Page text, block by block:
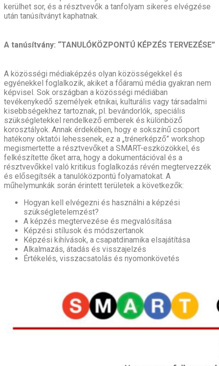
kerülhet sor, és a résztvevők a tanfolyam sikeres elvégzése
után tanúsítványt kaphatnak.
A tanúsítvány: “TANULÓKÖZPONTÚ KÉPZÉS TERVEZÉSE”
A közösségi médiaképzés olyan közösségekkel és
egyénekkel foglalkozik, akiket a főáramú média gyakran nem
képvisel. Sok országban a közösségi médiában
tevékenykedő személyek etnikai, kulturális vagy társadalmi
kisebbségekhez tartoznak, pl. bevándorlók, speciális
szükségletekkel rendelkező emberek és különböző
korosztályok. Annak érdekében, hogy e sokszínű csoport
hatékony oktatói lehessenek, ez a „trénerképző” workshop
megismertette a résztvevőket a SMART-eszközökkel, és
felkészítette őket arra, hogy a dokumentációval és a
résztvevőkkel való kritikus foglalkozás révén megtervezzék
és elősegítsék a tanulóközpontú folyamatokat. A
műhelymunkák során érintett területek a következők:
Hogyan kell elvégezni és használni a képzési
szükségletelemzést?
A képzés megtervezése és megvalósítása
Képzési stílusok és módszertanok
Képzési kihívások, a csapatdinamika elsajátítása
Alkalmazás, átadás és visszajelzés
Értékelés, visszacsatolás és nyomonkövetés